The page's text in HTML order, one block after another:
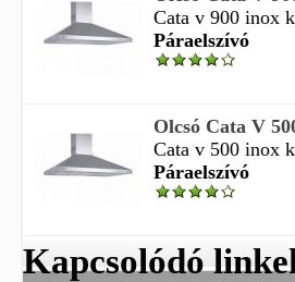
Cata v 900 inox
Páraelszívó
Olcsó Cata V
Cata v 500 inox
Páraelszívó
Kapcsolódó